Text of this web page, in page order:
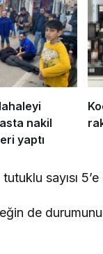
nakil
yaptı
sayısı 5’e
de